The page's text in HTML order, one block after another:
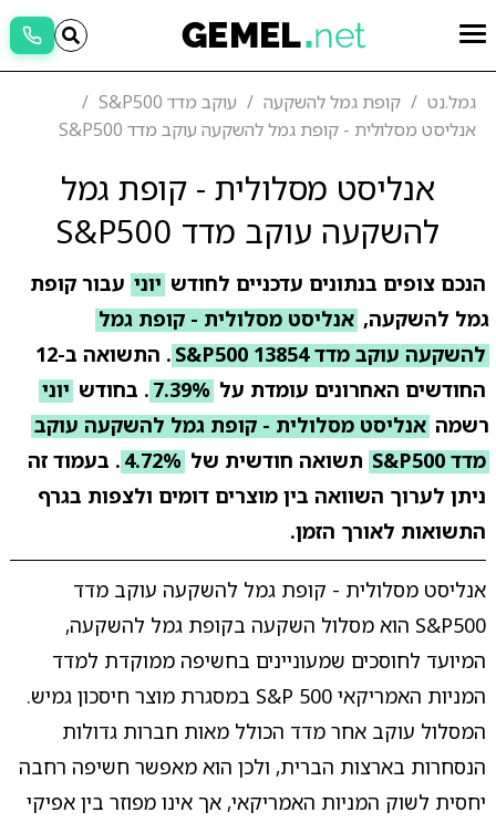
גמל.נט קופת גמל להשקעה
עוקב מדד S&P500
אנליסט מסלולית - קופת גמל להשקעה עוקב מדד S&P500
אנליסט מסלולית - קופת גמל
להשקעה עוקב מדד S&P500
הנכם צופים בנתונים עדכניים לחודש יוני עבור קופת
גמל להשקעה, אנליסט מסלולית - קופת גמל
להשקעה עוקב מדד S&P500 13854
. התשואה ב-12
החודשים האחרונים עומדת על 7.39% . בחודש יוני
רשמה אנליסט מסלולית - קופת גמל להשקעה עוקב
מדד S&P500
תשואה חודשית של 4.72% . בעמוד זה
ניתן לערוך השוואה בין מוצרים דומים ולצפות בגרף
התשואות לאורך הזמן.
אנליסט מסלולית - קופת גמל להשקעה עוקב מדד
S&P500 הוא מסלול השקעה בקופת גמל להשקעה,
המיועד לחוסכים שמעוניינים בחשיפה ממוקדת למדד
המניות האמריקאי S&P 500 במסגרת מוצר חיסכון גמיש.
המסלול עוקב אחר מדד הכולל מאות חברות גדולות
הנסחרות בארצות הברית, ולכן הוא מאפשר חשיפה רחבה
יחסית לשוק המניות האמריקאי, אך אינו מפוזר בין אפיקי